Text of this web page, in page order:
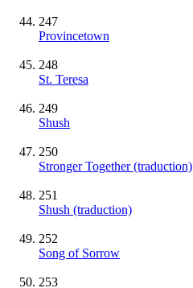
247
Provincetown
248
St. Teresa
249
Shush
250
Stronger Together (traduction)
251
Shush (traduction)
252
Song of Sorrow
253